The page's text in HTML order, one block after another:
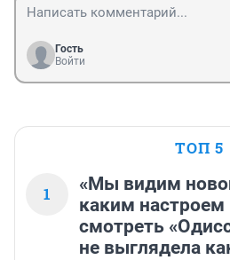
Гость
Войти
ТОП 5
1
«Мы видим
каким
смотреть
не выглядела